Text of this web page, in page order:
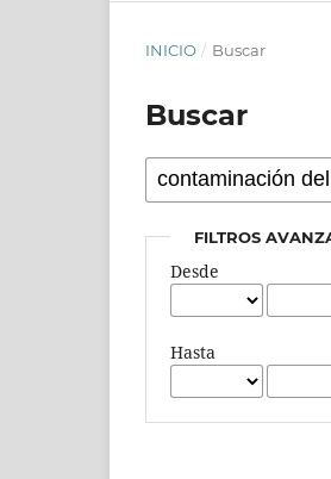
INICIO / Buscar
Buscar
FILTROS
Desde
Hasta